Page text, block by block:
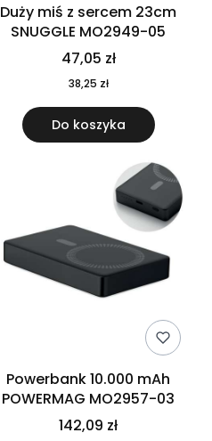
Duży miś z sercem 23cm
SNUGGLE MO2949-05
47,05 zł
38,25 zł
Do koszyka
Powerbank 10.000 mAh
POWERMAG MO2957-03
142,09 zł